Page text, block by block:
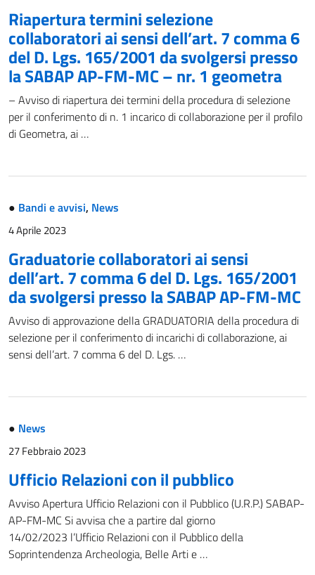
Riapertura termini selezione
collaboratori ai sensi dell’art. 7 comma 6
del D. Lgs. 165/2001 da svolgersi presso
la SABAP AP-FM-MC – nr. 1 geometra
– Avviso di riapertura dei termini della procedura di selezione
per il conferimento di n. 1 incarico di collaborazione per il profilo
di Geometra, ai …
● Bandi e avvisi, News
4 Aprile 2023
Graduatorie collaboratori ai sensi
dell’art. 7 comma 6 del D. Lgs. 165/2001
da svolgersi presso la SABAP AP-FM-MC
Avviso di approvazione della GRADUATORIA della procedura di
selezione per il conferimento di incarichi di collaborazione, ai
sensi dell’art. 7 comma 6 del D. Lgs. …
● News
27 Febbraio 2023
Ufficio Relazioni con il pubblico
Avviso Apertura Ufficio Relazioni con il Pubblico (U.R.P.) SABAP-
AP-FM-MC Si avvisa che a partire dal giorno
14/02/2023 l’Ufficio Relazioni con il Pubblico della
Soprintendenza Archeologia, Belle Arti e …